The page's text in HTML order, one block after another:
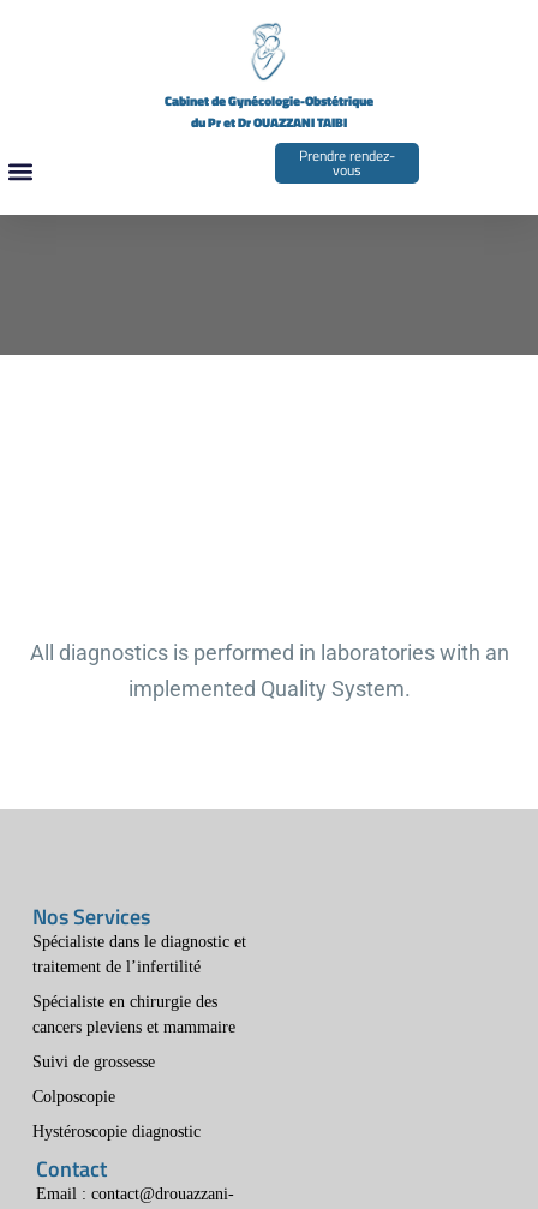
Cabinet de Gynécologie-Obstétrique
du Pr et Dr OUAZZANI TAIBI
Prendre rendez-
vous
All diagnostics is performed in laboratories with an
implemented Quality System.
Nos Services
Spécialiste dans le diagnostic et
traitement de l’infertilité
Spécialiste en chirurgie des
cancers pleviens et mammaire
Suivi de grossesse
Colposcopie
Hystéroscopie diagnostic
Contact
Email : contact@drouazzani-